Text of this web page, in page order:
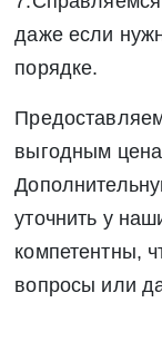
даже если
порядке.
выгодным
уточнить у
компетентны,
вопросы или